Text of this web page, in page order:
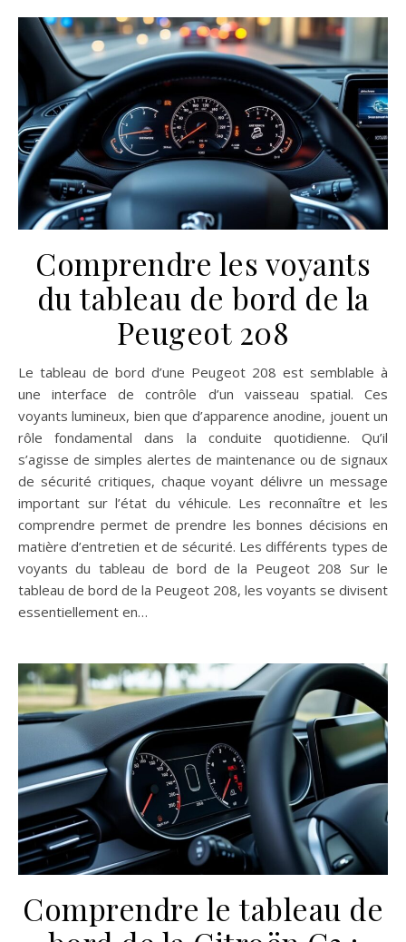
Comprendre les voyants
du tableau de bord de la
Peugeot 208
Le tableau de bord d’une Peugeot 208 est semblable à
une interface de contrôle d’un vaisseau spatial. Ces
voyants lumineux, bien que d’apparence anodine, jouent un
rôle fondamental dans la conduite quotidienne. Qu’il
s’agisse de simples alertes de maintenance ou de signaux
de sécurité critiques, chaque voyant délivre un message
important sur l’état du véhicule. Les reconnaître et les
comprendre permet de prendre les bonnes décisions en
matière d’entretien et de sécurité. Les différents types de
voyants du tableau de bord de la Peugeot 208 Sur le
tableau de bord de la Peugeot 208, les voyants se divisent
essentiellement en…
Comprendre le tableau de